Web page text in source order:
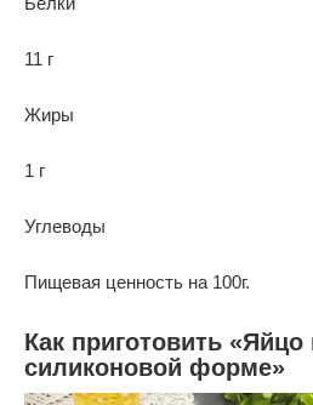
11 г
Жиры
1 г
Углеводы
Пищевая ценность на 100г.
Как приготовить
силиконовой форме»